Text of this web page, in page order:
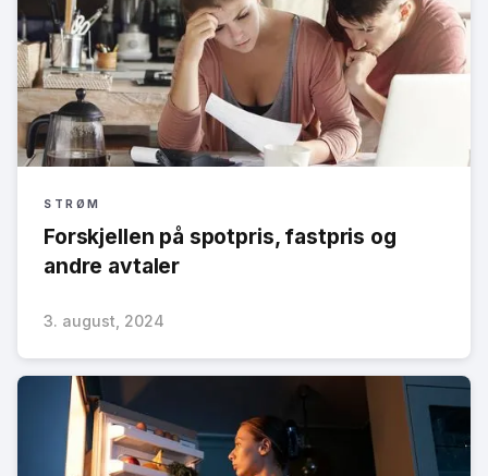
STRØM
Forskjellen på spotpris, fastpris og
andre avtaler
3. august, 2024